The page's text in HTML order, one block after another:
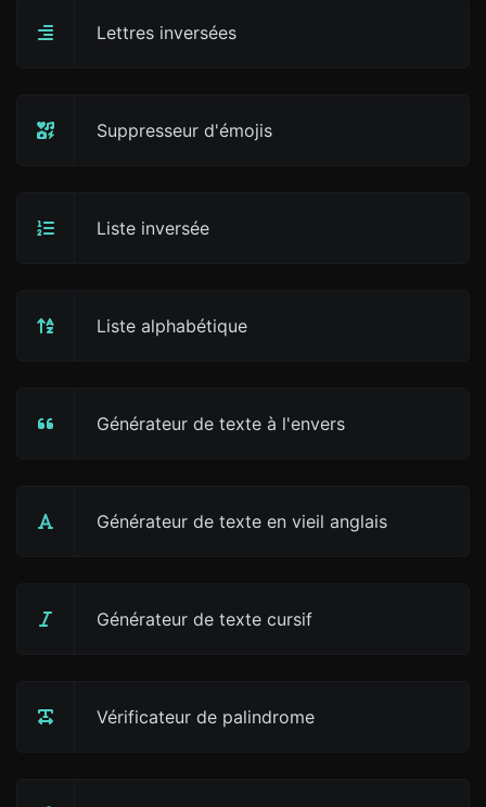
Lettres inversées
Suppresseur d'émojis
Liste inversée
Liste alphabétique
Générateur de texte à l'envers
Générateur de texte en vieil anglais
Générateur de texte cursif
Vérificateur de palindrome